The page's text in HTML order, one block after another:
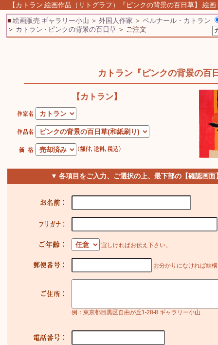
【カトラン 絵画作品（リトグラフ）『ピンクの背景の百日草】 絵
■絵画販売 ギャラリー小山 ＞ 外国人作家 ＞ ベルナール・カトラン
＞ カトラン - ピンクの背景の百日草 ＞ ご注文
カトラン『ピンクの背景の百
【カトラン】
▼ 各項目をご入力、ご選択の上、最下部の【確認画
宜しければお伝え下さい。
お分かりになければ結
例：東京都目黒区自由が丘1-28-8 ギャラリー小山